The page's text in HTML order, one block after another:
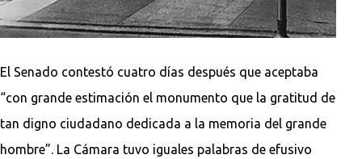
El Senado contestó cuatro días después que aceptaba
“con grande estimación el monumento que la gratitud de
tan digno ciudadano dedicada a la memoria del grande
hombre”. La Cámara tuvo iguales palabras de efusivo